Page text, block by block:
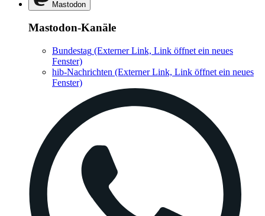
Mastodon
Mastodon-Kanäle
Bundestag (Externer Link, Link öffnet ein neues
Fenster)
hib-Nachrichten (Externer Link, Link öffnet ein neues
Fenster)